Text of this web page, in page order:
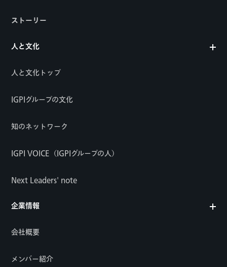
ストーリー
人と文化
人と文化トップ
IGPIグループの文化
知のネットワーク
IGPI VOICE（IGPIグループの人）
Next Leaders' note
企業情報
会社概要
メンバー紹介